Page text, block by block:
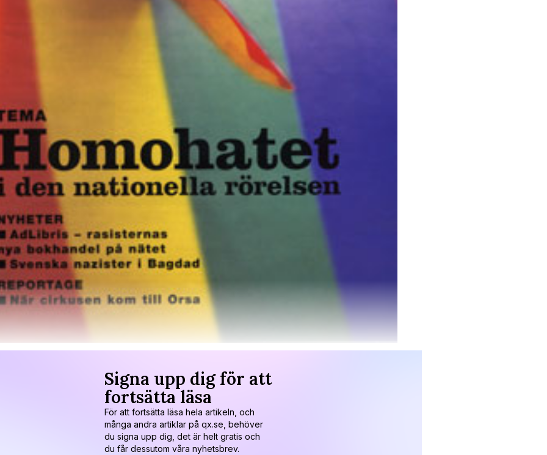
Signa upp dig för att
fortsätta läsa
För att fortsätta läsa hela artikeln, och
många andra artiklar på qx.se, behöver
du signa upp dig, det är helt gratis och
du får dessutom våra nyhetsbrev.